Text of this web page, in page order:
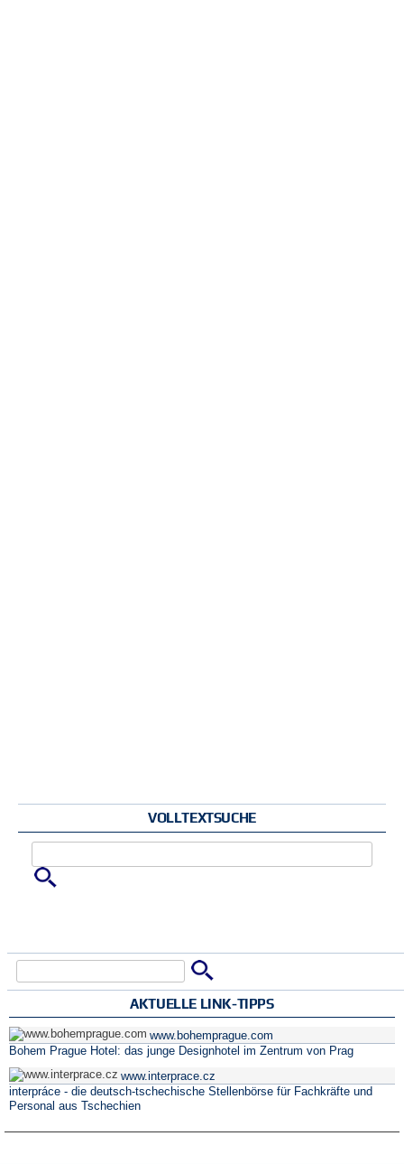
VOLLTEXTSUCHE
Suchformular
AKTUELLE LINK-TIPPS
www.bohemprague.com
Bohem Prague Hotel: das junge Designhotel im Zentrum von Prag
www.interprace.cz
interpráce - die deutsch-tschechische Stellenbörse für Fachkräfte und
Personal aus Tschechien